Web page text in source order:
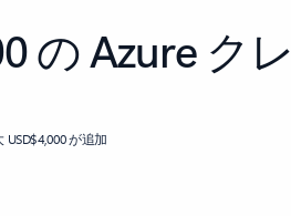
の Azure クレ
が追加